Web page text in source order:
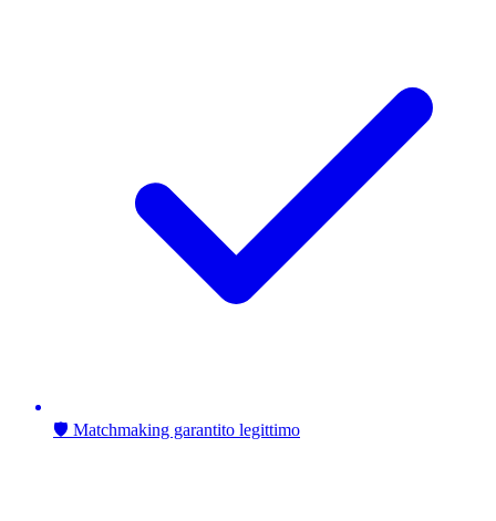
🛡️ Matchmaking garantito legittimo